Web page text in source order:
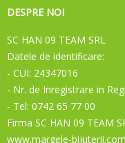
DESPRE NOI
SC HAN 09 TEAM SRL
Datele de identificare:
- CUI: 24347016
- Nr. de Inregistrare in
- Tel: 0742 65 77 00
Firma SC HAN 09 TEAM
www.margele-